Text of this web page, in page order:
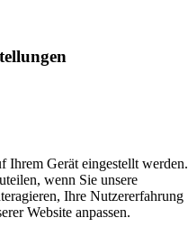
Ihrem Gerät eingestellt werden.
wenn Sie unsere
Ihre Nutzererfahrung
Website anpassen.